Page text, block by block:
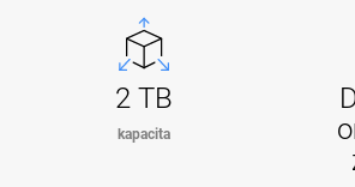
2 TB
kapacita